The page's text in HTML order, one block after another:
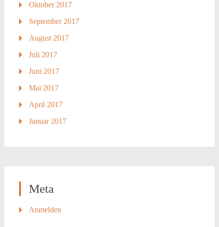
Oktober 2017
September 2017
August 2017
Juli 2017
Juni 2017
Mai 2017
April 2017
Januar 2017
Meta
Anmelden